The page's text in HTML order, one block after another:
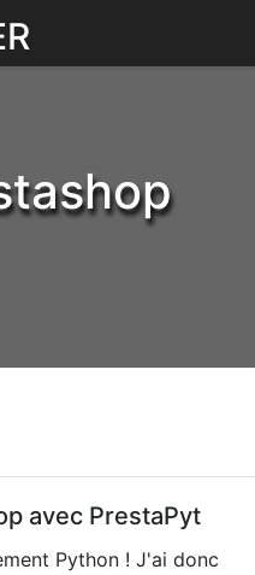
avec PrestaPyt
Python ! J'ai donc